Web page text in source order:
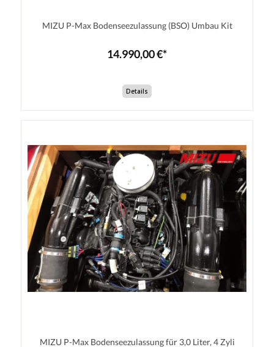
MIZU P-Max Bodenseezulassung (BSO) Umbau Kit
14.990,00 €*
Details
MIZU P-Max Bodenseezulassung für 3,0 Liter, 4 Zyli